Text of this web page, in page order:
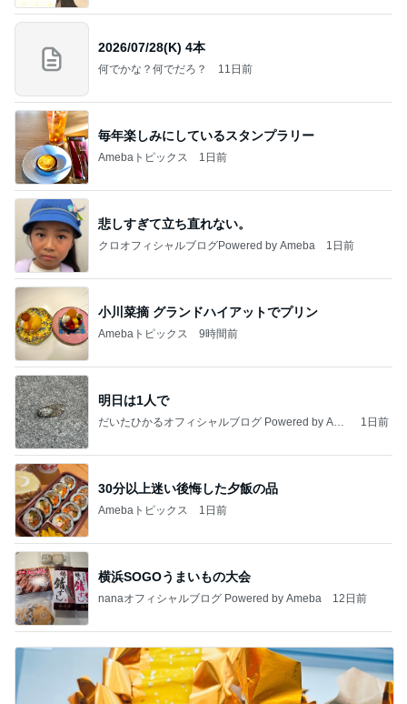
2026/07/28(K) 4本
何でかな？何でだろ？ 11日前
毎年楽しみにしているスタンプラリー
Amebaトピックス 1日前
悲しすぎて立ち直れない。
クロオフィシャルブログPowered by Ameba 1日前
小川菜摘 グランドハイアットでプリン
Amebaトピックス 9時間前
明日は1人で
だいたひかるオフィシャルブログ Powered by Ame
1日前
30分以上迷い後悔した夕飯の品
Amebaトピックス 1日前
横浜SOGOうまいもの大会
nanaオフィシャルブログ Powered by Ameba 12日前